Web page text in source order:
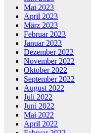
Mai 2023
April 2023
März 2023
Februar 2023
Januar 2023
Dezember 2022
November 2022
Oktober 2022
September 2022
August 2022
Juli 2022
Juni 2022
Mai 2022
April 2022